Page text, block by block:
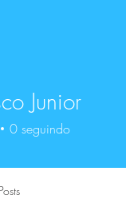
Junior
0 seguindo